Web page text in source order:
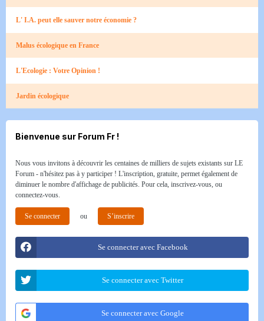
L' I.A. peut elle sauver notre économie ?
Malus écologique en France
L'Ecologie : Votre Opinion !
Jardin écologique
Bienvenue sur Forum Fr !
Nous vous invitons à découvrir les centaines de milliers de sujets existants sur LE
Forum - n'hésitez pas à y participer ! L'inscription, gratuite, permet également de
diminuer le nombre d'affichage de publicités. Pour cela, inscrivez-vous, ou
connectez-vous.
Se connecter ou S’inscrire
Se connecter avec Facebook
Se connecter avec Twitter
Se connecter avec Google